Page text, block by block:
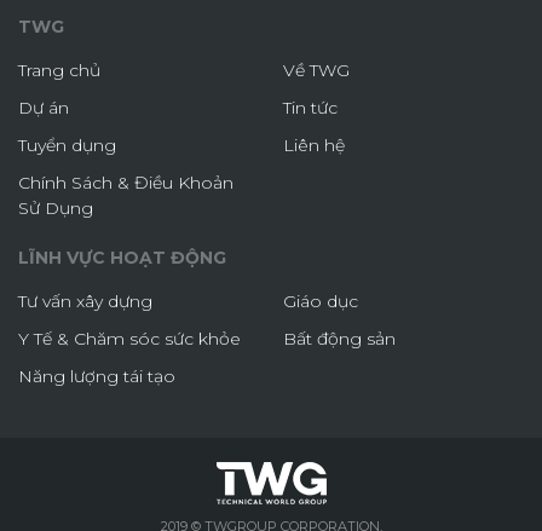
TWG
Trang chủ
Về TWG
Dự án
Tin tức
Tuyển dụng
Liên hệ
Chính Sách & Điều Khoản
Sử Dụng
LĨNH VỰC HOẠT ĐỘNG
Tư vấn xây dựng
Giáo dục
Y Tế & Chăm sóc sức khỏe
Bất động sản
Năng lượng tái tạo
2019 © TWGROUP CORPORATION.